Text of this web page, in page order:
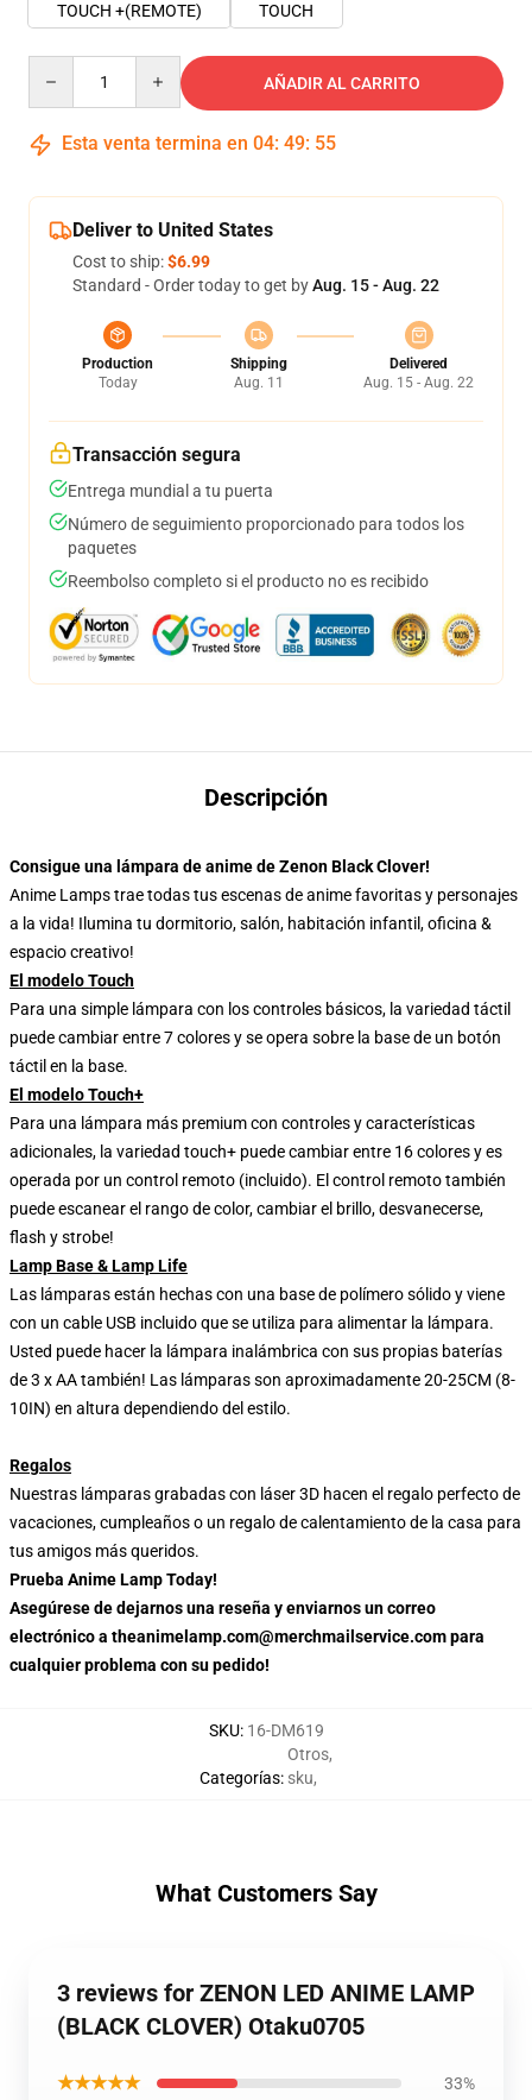
TOUCH +(REMOTE)
TOUCH
AÑADIR AL CARRITO
Esta venta termina en 04: 49: 54
Deliver to United States
Cost to ship:$6.99
Standard - Order today to get byAug. 15 - Aug. 22
Production
Today
Shipping
Aug. 11
Delivered
Aug. 15 - Aug. 22
Transacción segura
Entrega mundial a tu puerta
Número de seguimiento proporcionado para todos los
paquetes
Reembolso completo si el producto no es recibido
Descripción
Consigue una lámpara de anime de Zenon Black Clover!
Anime Lamps trae todas tus escenas de anime favoritas y personajes
a la vida! Ilumina tu dormitorio, salón, habitación infantil, oficina &
espacio creativo!
El modelo Touch
Para una simple lámpara con los controles básicos, la variedad táctil
puede cambiar entre 7 colores y se opera sobre la base de un botón
táctil en la base.
El modelo Touch+
Para una lámpara más premium con controles y características
adicionales, la variedad touch+ puede cambiar entre 16 colores y es
operada por un control remoto (incluido). El control remoto también
puede escanear el rango de color, cambiar el brillo, desvanecerse,
flash y strobe!
Lamp Base & Lamp Life
Las lámparas están hechas con una base de polímero sólido y viene
con un cable USB incluido que se utiliza para alimentar la lámpara.
Usted puede hacer la lámpara inalámbrica con sus propias baterías
de 3 x AA también! Las lámparas son aproximadamente 20-25CM (8-
10IN) en altura dependiendo del estilo.
Regalos
Nuestras lámparas grabadas con láser 3D hacen el regalo perfecto de
vacaciones, cumpleaños o un regalo de calentamiento de la casa para
tus amigos más queridos.
Prueba Anime Lamp Today!
Asegúrese de dejarnos una reseña y enviarnos un correo
electrónico a theanimelamp.com@merchmailservice.com para
cualquier problema con su pedido!
SKU: 16-DM619
Categorías:
Otros,
sku,
What Customers Say
3 reviews for ZENON LED ANIME LAMP
(BLACK CLOVER) Otaku0705
★★★★★ 33%